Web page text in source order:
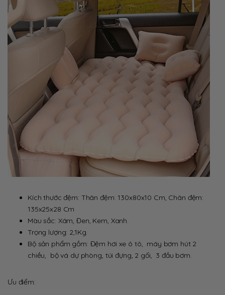
Kích thước đệm: Thân đệm: 130x80x10 Cm, Chân đệm:
135x25x28 Cm
Màu sắc: Xám, Đen, Kem, Xanh.
Trọng lượng: 2,1Kg.
Bộ sản phẩm gồm: Đệm hơi xe ô tô, máy bơm hút 2
chiều, bộ vá dự phòng, túi đựng, 2 gối, 3 đầu bơm.
Ưu điểm: